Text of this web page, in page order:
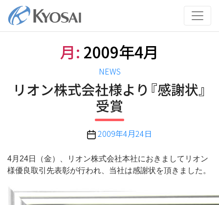
テ
月: 2009年4月
カ
テ
ゴ
リ
ー
NEWS
リオン株式会社様より『感謝状』
受賞
投
日
2009年4月24日
4月24日（金）、リオン株式会社本社におきましてリオン
様優良取引先表彰が行われ、当社は感謝状を頂きました。